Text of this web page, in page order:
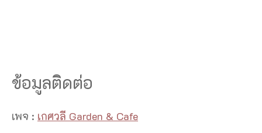
ข้อมูลติดต่อ
เพจ : เกศวลี Garden & Cafe